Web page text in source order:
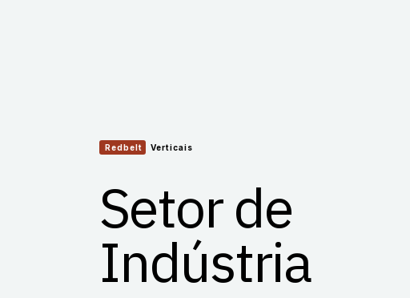
Redbelt Verticais
Setor de
Indústria